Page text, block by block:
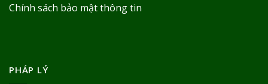
Chính sách bảo mật thông tin
PHÁP LÝ